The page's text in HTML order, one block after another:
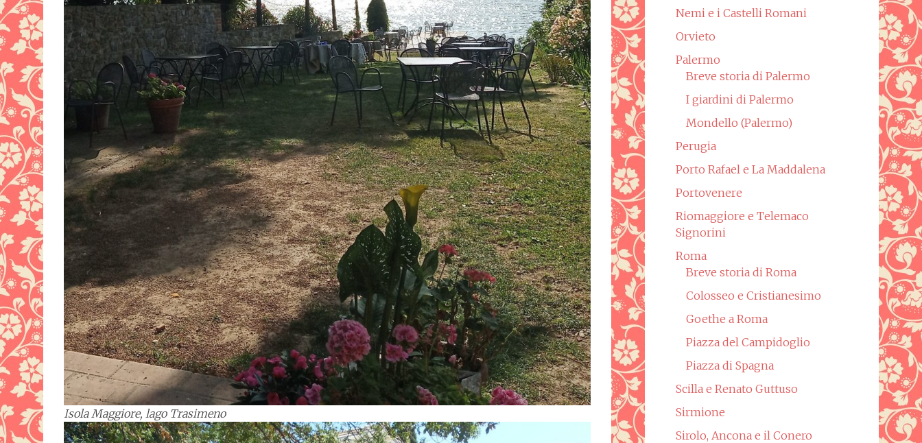
Isola Maggiore, lago Trasimeno
Nemi e i Castelli Romani
Orvieto
Palermo
Breve storia di Palermo
I giardini di Palermo
Mondello (Palermo)
Perugia
Porto Rafael e La Maddalena
Portovenere
Riomaggiore e Telemaco
Signorini
Roma
Breve storia di Roma
Colosseo e Cristianesimo
Goethe a Roma
Piazza del Campidoglio
Piazza di Spagna
Scilla e Renato Guttuso
Sirmione
Sirolo, Ancona e il Conero